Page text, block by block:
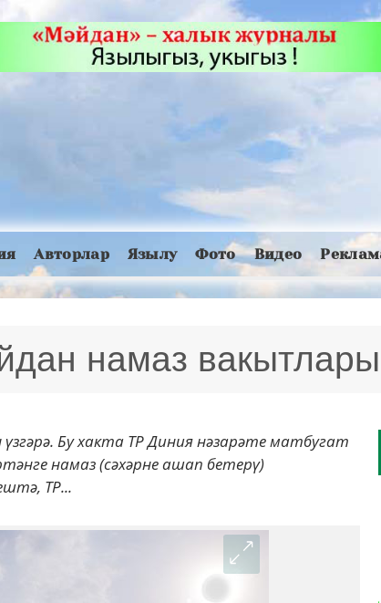
Авторлар Язылу Фото Видео
намаз вакытлары
Бу хакта ТР Диния нәзарәте матбугат
намаз (сәхәрне ашап бетерү)
ТР...